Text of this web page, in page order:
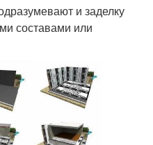
и заделку
составами или